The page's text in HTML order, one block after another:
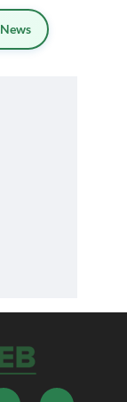
News